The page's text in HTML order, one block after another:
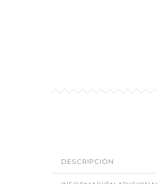
DESCRIPCIÓN